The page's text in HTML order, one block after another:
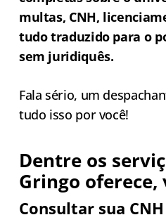
multas, CNH,
tudo traduzido para o
sem juridiquês.
Fala sério, um
tudo isso por você!
Dentre os
Gringo oferece,
Consultar sua CNH